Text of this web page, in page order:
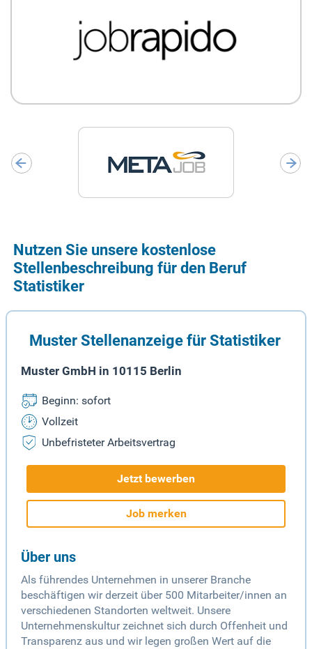
Nutzen Sie unsere kostenlose
Stellenbeschreibung für den Beruf
Statistiker
Muster Stellenanzeige für Statistiker
Muster GmbH in 10115 Berlin
Beginn: sofort
Vollzeit
Unbefristeter Arbeitsvertrag
Jetzt bewerben
Job merken
Über uns
Als führendes Unternehmen in unserer Branche
beschäftigen wir derzeit über 500 Mitarbeiter/innen an
verschiedenen Standorten weltweit. Unsere
Unternehmenskultur zeichnet sich durch Offenheit und
Transparenz aus und wir legen großen Wert auf die